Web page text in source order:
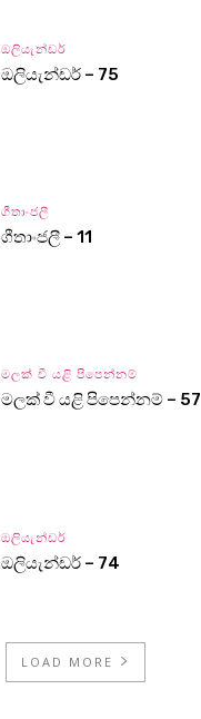
ඔලියැන්ඩර්
ඔලියැන්ඩර් – 75
ගීතාංජලී
ගීතාංජලී – 11
මලක් වී යළි පිපෙන්නම්
මලක් වී යළි පිපෙන්නම් – 57
ඔලියැන්ඩර්
ඔලියැන්ඩර් – 74
LOAD MORE